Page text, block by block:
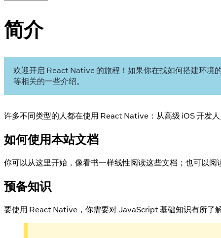
简介
欢迎开启 React Native 的旅程！如果你在找如何搭建环境
等相关的一些介绍。
许多不同类型的人都在使用 React Native：从高级 iOS 开发
如何使用本站文档
你可以从这里开始，像看书一样线性阅读这些文档；也可以
预备知识
要使用 React Native，你需要对 JavaScript 基础知识有所了